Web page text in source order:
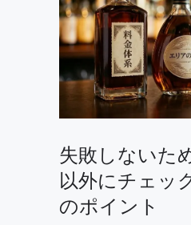
失敗しないた
以外にチェッ
のポイント